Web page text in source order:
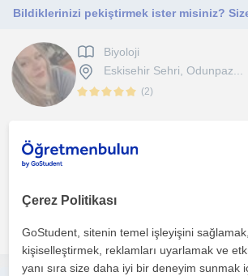
Biyoloji
Eskisehir Sehri, Odunpaz...
(2)
Hem sınıf ortamı hem de birebir derslerde
Çerez Politikası
GoStudent, sitenin temel işleyişini
kişiselleştirmek, reklamları uyarlamak ve
yanı sıra size daha iyi bir deneyim sunmak